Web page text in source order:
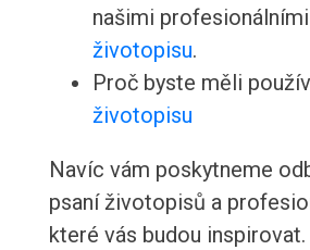
našimi profesionálními
životopisu.
Proč byste měli
životopisu
Navíc vám poskytneme
psaní životopisů a
které vás budou inspirovat.